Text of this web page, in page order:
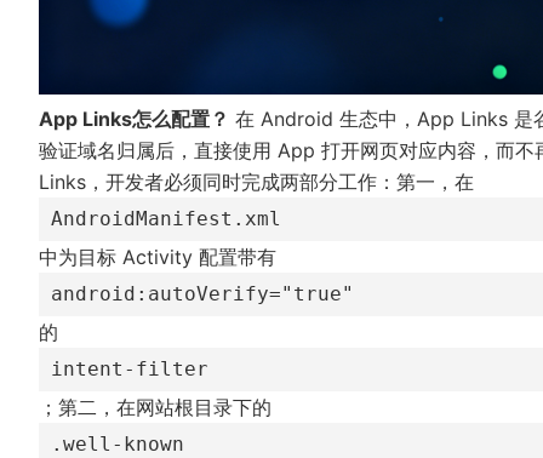
App Links怎么配置？ 在 Android 生态中，App Links 是
验证域名归属后，直接使用 App 打开网页对应内容，而
Links，开发者必须同时完成两部分工作：第一，在
AndroidManifest.xml
中为目标 Activity 配置带有
android:autoVerify="true"
的
intent-filter
；第二，在网站根目录下的
.well-known